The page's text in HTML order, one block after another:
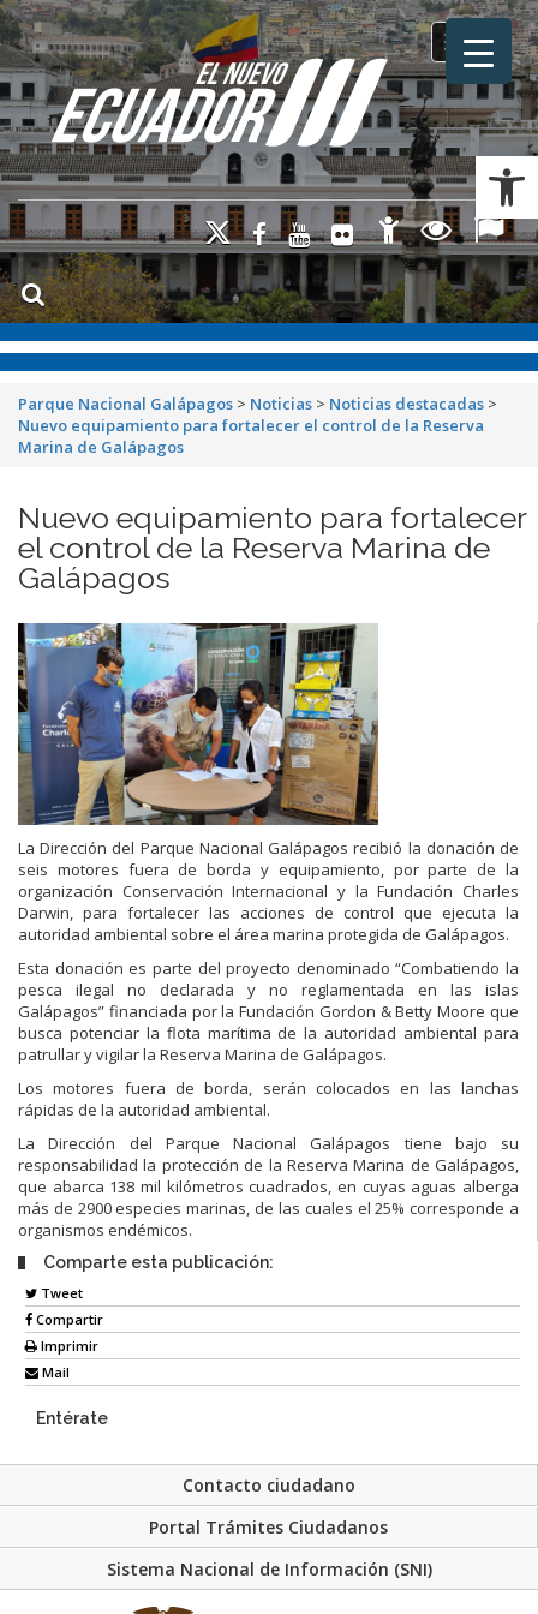
Toggle
Parque Nacional Galápagos > Noticias > Noticias destacadas >
Nuevo equipamiento para fortalecer el control de la Reserva
Marina de Galápagos
Nuevo equipamiento para fortalecer
el control de la Reserva Marina de
Galápagos
La Dirección del Parque Nacional Galápagos recibió la donación de
seis motores fuera de borda y equipamiento, por parte de la
organización Conservación Internacional y la Fundación Charles
Darwin, para fortalecer las acciones de control que ejecuta la
autoridad ambiental sobre el área marina protegida de Galápagos.
Esta donación es parte del proyecto denominado “Combatiendo la
pesca ilegal no declarada y no reglamentada en las islas
Galápagos” financiada por la Fundación Gordon & Betty Moore que
busca potenciar la flota marítima de la autoridad ambiental para
patrullar y vigilar la Reserva Marina de Galápagos.
Los motores fuera de borda, serán colocados en las lanchas
rápidas de la autoridad ambiental.
La Dirección del Parque Nacional Galápagos tiene bajo su
responsabilidad la protección de la Reserva Marina de Galápagos,
que abarca 138 mil kilómetros cuadrados, en cuyas aguas alberga
más de 2900 especies marinas, de las cuales el 25% corresponde a
organismos endémicos.
Comparte esta publicación:
Tweet
Compartir
Imprimir
Mail
Entérate
Contacto ciudadano
Portal Trámites Ciudadanos
Sistema Nacional de Información (SNI)